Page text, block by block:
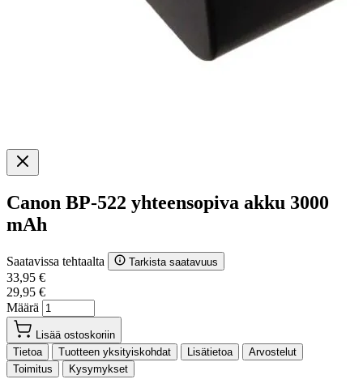
Canon BP-522 yhteensopiva akku 3000
mAh
Saatavissa tehtaalta Tarkista saatavuus
33,95 €
29,95 €
Määrä
Lisää ostoskoriin
Tietoa
Tuotteen yksityiskohdat Lisätietoa
Arvostelut
Toimitus
Kysymykset